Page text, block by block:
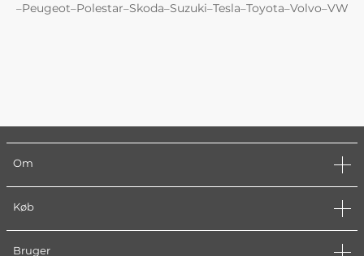
–Peugeot–Polestar–Skoda–Suzuki–Tesla–Toyota–Volvo–VW
Om
Køb
Bruger